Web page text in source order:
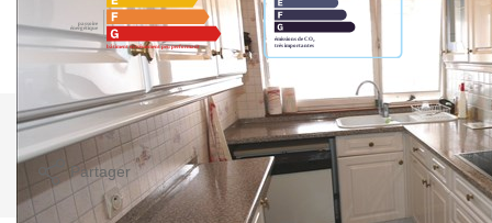
Imprimer
Partager Calculer mon budget